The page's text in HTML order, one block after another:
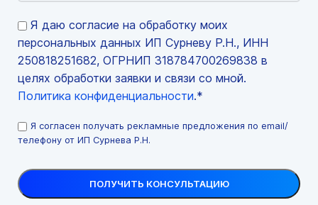
Я даю согласие на обработку моих
персональных данных ИП Сурневу Р.Н., ИНН
250818251682, ОГРНИП 318784700269838 в
целях обработки заявки и связи со мной.
Политика конфиденциальности.*
Я согласен получать рекламные предложения по email/
телефону от ИП Сурнева Р.Н.